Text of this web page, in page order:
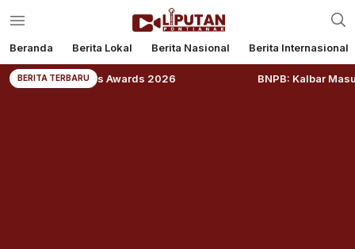
Beranda Berita Lokal Berita Nasional Berita Internasional
BERITA TERBARU
Awards 2026 BNPB: Kalbar Masuk Prioritas